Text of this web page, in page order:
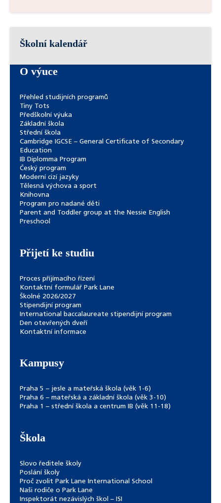
Školní kalendář
O výuce
Přehled studijních programů
Tiny Tots
Předškolní výuka
Základní škola
Střední škola
Cambridge IGCSE – General Certificate of Secondary
Education
IB Diplomma Program
Český program
Moderní cizí jazyky
Tělesná výchova a sport
Knihovna
Program pro nadané děti
Parent and Toddler group at the Nessie English
Preschool
Přijetí ke studiu
Proces příjímacího řízení
Kontaktní formulář Park Lane
Školné 2026/2027
Stipendijní program
International baccalaureate stipendijní program
Den otevřených dveří
Kontaktní informace
Kampusy
Praha 5 – jesle a mateřská škola (věk 1-6)
Praha 6 – mateřská a základní škola (věk 3-10)
Praha 1 – střední škola a centrum IB (věk 11-18)
Škola
Slovo ředitele školy
Poslání školy
Proč zvolit Park Lane International School
Naši rodiče o Park Lane
Inspektorát nezávislých škol – ISI